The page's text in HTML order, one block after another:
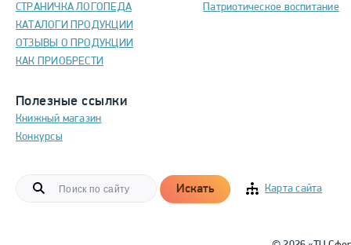
СТРАНИЧКА ЛОГОПЕДА
КАТАЛОГИ ПРОДУКЦИИ
ОТЗЫВЫ О ПРОДУКЦИИ
КАК ПРИОБРЕСТИ
Полезные ссылки
Книжный магазин
Конкурсы
Патриотическое воспитание
Искать Карта сайта